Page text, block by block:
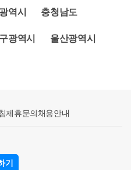
' 세무/회계 1위
및 337만건 이상
획팀
을세무사- ㈜코스맥스 세
속주택인 경우 거주기간
거주한 기간으로 판단
사람이 공동으로 소유하
으로 2 이상의 주택이
외의 다른 주택을 양도하
은 해당 거주자의 주택으
역시 충청남도
광역시 울산광역시
제휴문의 채용안내
기